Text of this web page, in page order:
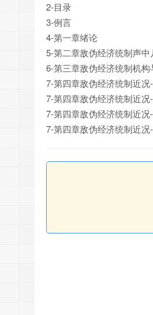
2-目录
3-例言
4-第一章绪论
5-第二章敌伪经济统制声
6-第三章敌伪经济统制机构
7-第四章敌伪经济统制近况
7-第四章敌伪经济统制近况
7-第四章敌伪经济统制近况
7-第四章敌伪经济统制近况